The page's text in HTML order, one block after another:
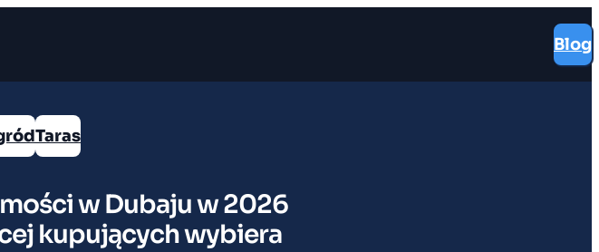
Blog
Taras
w Dubaju w 2026
kupujących wybiera